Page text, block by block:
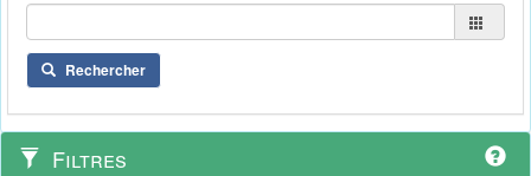
Rechercher
Filtres